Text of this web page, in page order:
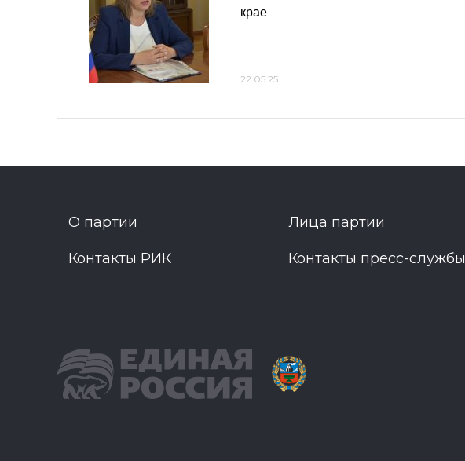
крае
22.05.25
О партии Лица партии
Контакты РИК Контакты пресс-службы